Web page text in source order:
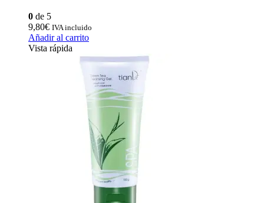
0 de 5
9,80€ IVA incluido
Añadir al carrito
Vista rápida